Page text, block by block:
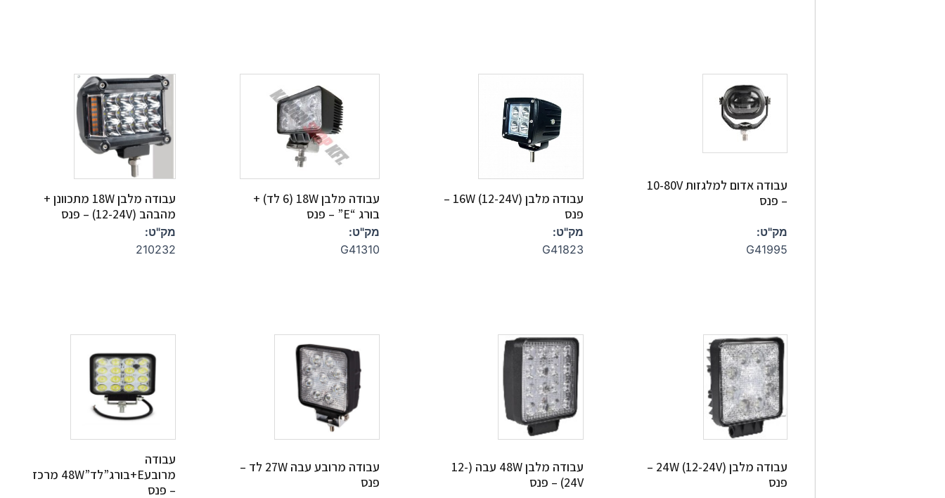
עבודה אדום למלגזות 10-80V
– פנס
מק"ט:
G41995
עבודה מלבן 16W (12-24V) –
פנס
מק"ט:
G41823
עבודה מלבן 18W (6 לד) +
בורג “E” – פנס
מק"ט:
G41310
עבודה מלבן 18W מתכוונן +
מהבהב (12-24V) – פנס
מק"ט:
210232
עבודה מלבן 24W (12-24V) –
פנס
עבודה מלבן 48W עבה (12-
24V) – פנס
עבודה מרובע עבה 27W לד –
פנס
עבודה
מרובעE+בורג”לד”48W מרכז
– פנס